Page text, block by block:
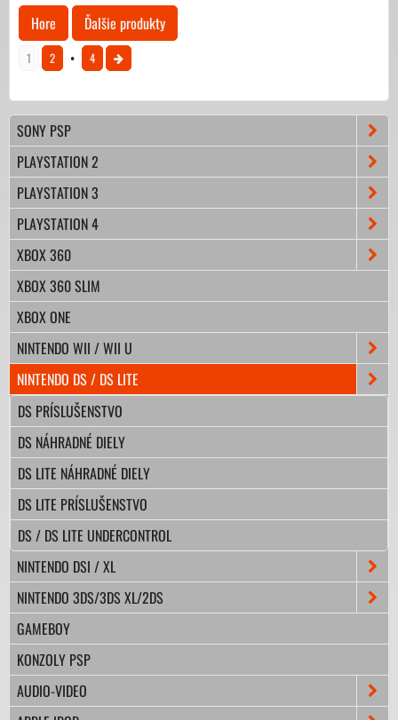
Hore Ďalšie produkty
1 2 4
SONY PSP
PLAYSTATION 2
PLAYSTATION 3
PLAYSTATION 4
XBOX 360
XBOX 360 SLIM
XBOX ONE
NINTENDO WII / WII U
NINTENDO DS / DS LITE
DS PRÍSLUŠENSTVO
DS NÁHRADNÉ DIELY
DS LITE NÁHRADNÉ DIELY
DS LITE PRÍSLUŠENSTVO
DS / DS LITE UNDERCONTROL
NINTENDO DSI / XL
NINTENDO 3DS/3DS XL/2DS
GAMEBOY
KONZOLY PSP
AUDIO-VIDEO